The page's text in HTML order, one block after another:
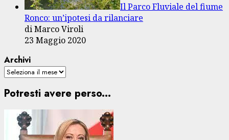
Il Parco Fluviale del fiume
Ronco: un’ipotesi da rilanciare
di Marco Viroli
23 Maggio 2020
Archivi
Potresti avere perso...